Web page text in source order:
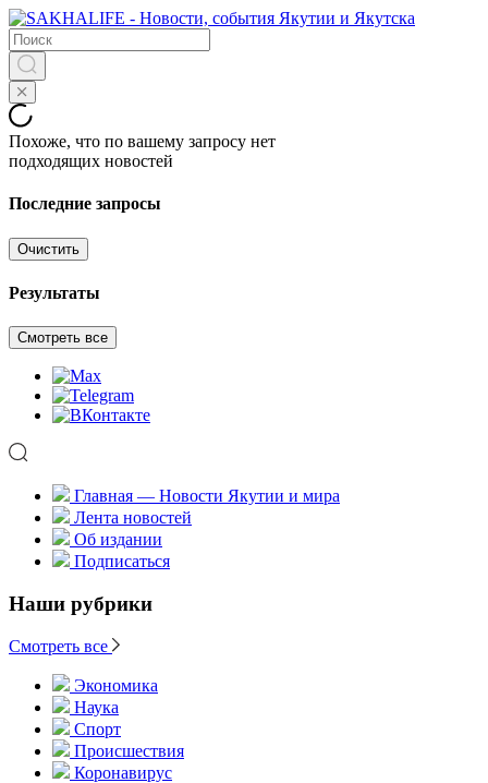
Похоже, что по вашему запросу нет
подходящих новостей
Последние запросы
Очистить
Результаты
Смотреть все
Главная — Новости Якутии и мира
Лента новостей
Об издании
Подписаться
Наши рубрики
Смотреть все
Экономика
Наука
Спорт
Происшествия
Коронавирус